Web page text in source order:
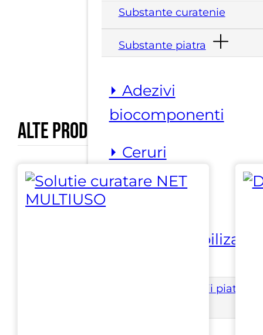
Substante curatenie
Substante piatra
⏵ Adezivi
biocomponenti
⏵ Ceruri
⏵ Impermeabilizanti
Utilaje si accesorii piatra
Alte produse marcaDianos